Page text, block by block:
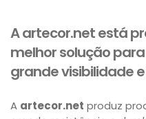
A artecor.net está
melhor solução
grande visibilidade
A artecor.net produz